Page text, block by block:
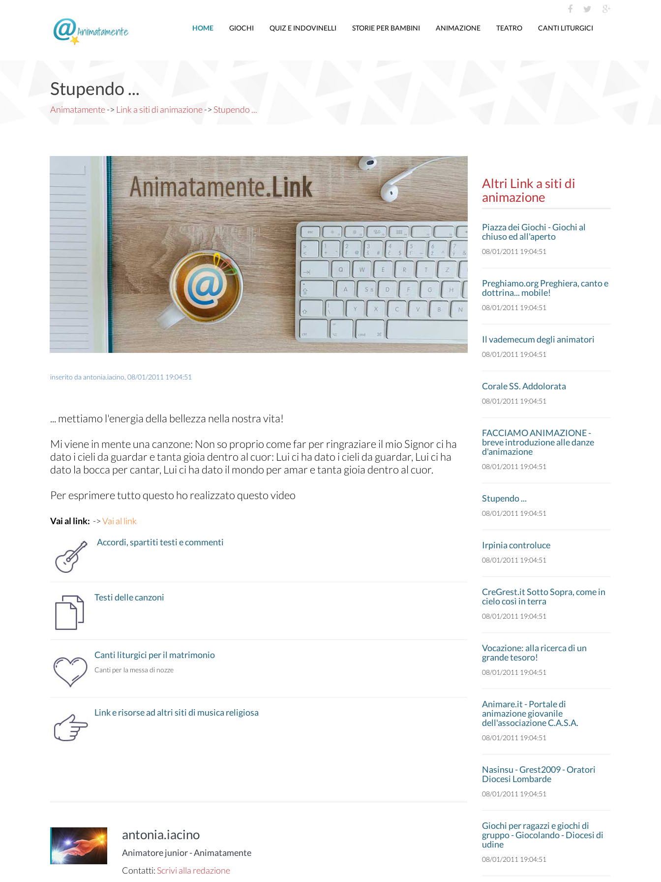
HOME GIOCHI QUIZ E INDOVINELLI STORIE PER BAMBINI ANIMAZIONE TEATRO CANTI LITURGICI
Stupendo ...
Animatamente-> Link a siti di animazione-> Stupendo ...
inserito da antonia.iacino 08/01/2011 19:04:51
... mettiamo l'energia della bellezza nella nostra vita!
Mi viene in mente una canzone: Non so proprio come far per ringraziare il mio Signor ci ha
dato i cieli da guardar e tanta gioia dentro al cuor: Lui ci ha dato i cieli da guardar, Lui ci ha
dato la bocca per cantar, Lui ci ha dato il mondo per amar e tanta gioia dentro al cuor.
Per esprimere tutto questo ho realizzato questo video
Vai al link: ->Vai al link
Accordi, spartiti testi e commenti
Testi delle canzoni
Canti liturgici per il matrimonio
Canti per la messa di nozze
Link e risorse ad altri siti di musica religiosa
antonia.iacino
Animatore junior - Animatamente
Contatti: Scrivi alla redazione
Altri Link a siti di
animazione
Piazza dei Giochi - Giochi al
chiuso ed all'aperto
08/01/2011 19:04:51
Preghiamo.org Preghiera, canto e
dottrina... mobile!
08/01/2011 19:04:51
Il vademecum degli animatori
08/01/2011 19:04:51
Corale SS. Addolorata
08/01/2011 19:04:51
FACCIAMO ANIMAZIONE -
breve introduzione alle danze
d'animazione
08/01/2011 19:04:51
Stupendo ...
08/01/2011 19:04:51
Irpinia controluce
08/01/2011 19:04:51
CreGrest.it Sotto Sopra, come in
cielo così in terra
08/01/2011 19:04:51
Vocazione: alla ricerca di un
grande tesoro!
08/01/2011 19:04:51
Animare.it - Portale di
animazione giovanile
dell'associazione C.A.S.A.
08/01/2011 19:04:51
Nasinsu - Grest2009 - Oratori
Diocesi Lombarde
08/01/2011 19:04:51
Giochi per ragazzi e giochi di
gruppo - Giocolando - Diocesi di
udine
08/01/2011 19:04:51